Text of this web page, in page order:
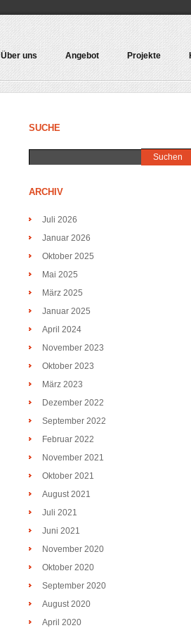
Über uns Angebot Projekte
SUCHE
ARCHIV
Juli 2026
Januar 2026
Oktober 2025
Mai 2025
März 2025
Januar 2025
April 2024
November 2023
Oktober 2023
März 2023
Dezember 2022
September 2022
Februar 2022
November 2021
Oktober 2021
August 2021
Juli 2021
Juni 2021
November 2020
Oktober 2020
September 2020
August 2020
April 2020